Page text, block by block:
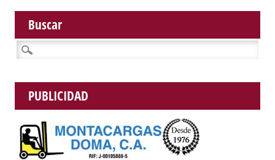
Buscar
Buscar:
PUBLICIDAD